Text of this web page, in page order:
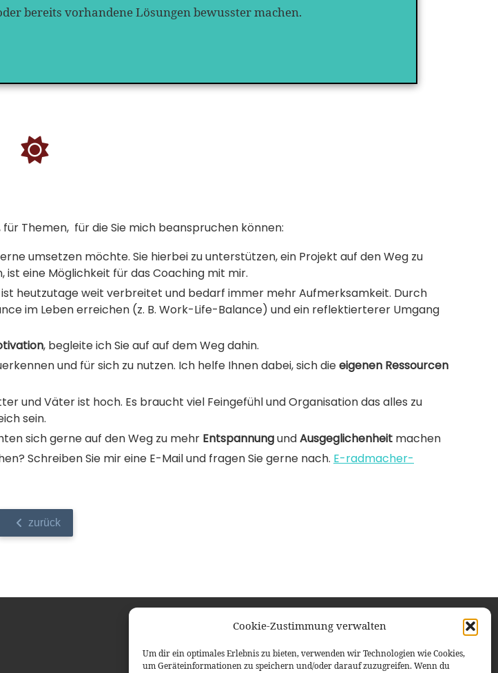
Cookie-Zustimmung verwalten
Um dir ein optimales Erlebnis zu bieten, verwenden wir Technologien wie Cookies,
um Geräteinformationen zu speichern und/oder darauf zuzugreifen. Wenn du
bereits vorhandene Lösungen bewusster machen.
für Themen, für die Sie mich beanspruchen können:
umsetzen möchte. Sie hierbei zu unterstützen, ein Projekt auf den Weg zu
ist eine Möglichkeit für das Coaching mit mir.
ist heutzutage weit verbreitet und bedarf immer mehr Aufmerksamkeit. Durch
im Leben erreichen (z. B. Work-Life-Balance) und ein reflektierterer Umgang
, begleite ich Sie auf auf dem Weg dahin.
und für sich zu nutzen. Ich helfe Ihnen dabei, sich dieeigenen Ressourcen
und Väter ist hoch. Es braucht viel Feingefühl und Organisation das alles zu
sein.
sich gerne auf den Weg zu mehr EntspannungundAusgeglichenheit machen
Schreiben Sie mir eine E-Mail und fragen Sie gerne nach. E-radmacher-
zurück